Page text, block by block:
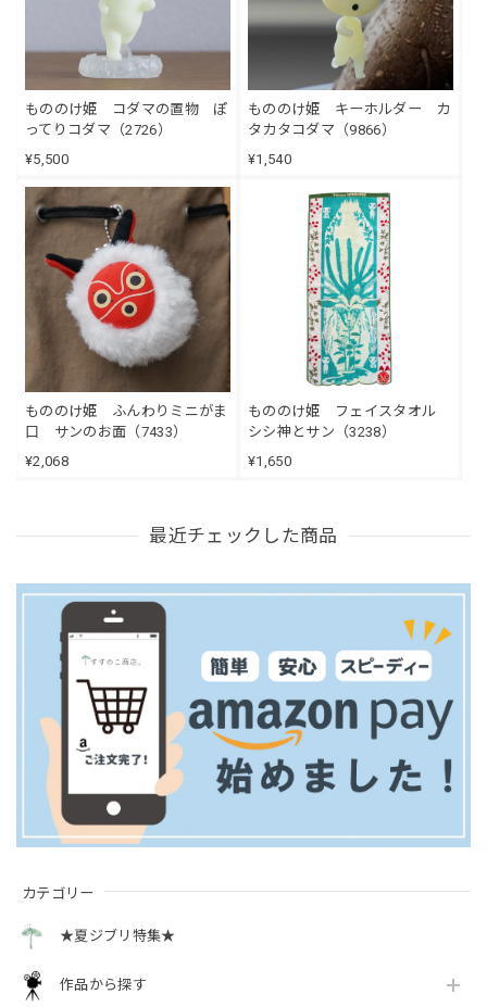
カテゴリー
★夏ジブリ特集★
作品から探す
もののけ姫 コダマの置物 ぽ
ってりコダマ（2726）
¥5,500
もののけ姫 キーホルダー カ
タカタコダマ（9866）
¥1,540
もののけ姫 ふんわりミニがま
口 サンのお面（7433）
¥2,068
もののけ姫 フェイスタオル
シシ神とサン（3238）
¥1,650
最近チェックした商品